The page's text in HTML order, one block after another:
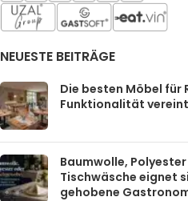
NEUESTE BEITRÄGE
Die besten Möbel für
Funktionalität vereint
Baumwolle,
Tischwäsche eignet
gehobene